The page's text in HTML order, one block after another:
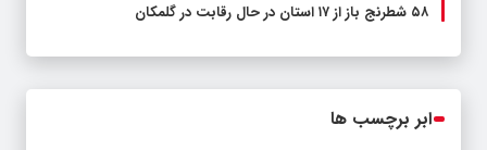
۵۸ شطرنج‌ باز از ۱۷ استان در حال رقابت در گلمکان
ابر برچسب ها